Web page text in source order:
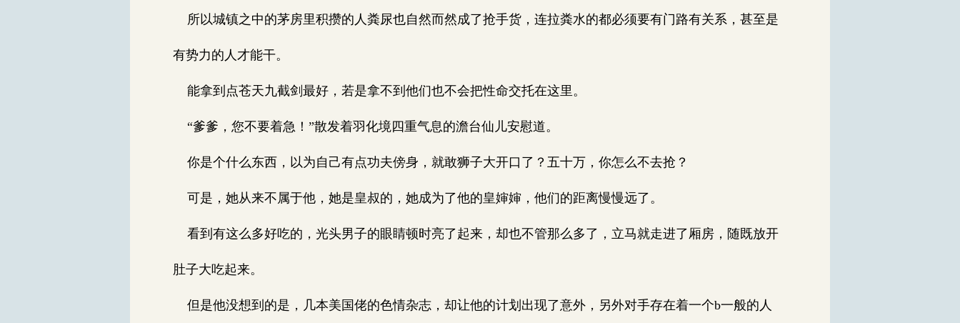
所以城镇之中的茅房里积攒的人粪尿也自然而然成了抢手货，连拉粪水的都必须要有门路有关系，甚至是
有势力的人才能干。
能拿到点苍天九截剑最好，若是拿不到他们也不会把性命交托在这里。
“爹爹，您不要着急！”散发着羽化境四重气息的澹台仙儿安慰道。
你是个什么东西，以为自己有点功夫傍身，就敢狮子大开口了？五十万，你怎么不去抢？
可是，她从来不属于他，她是皇叔的，她成为了他的皇婶婶，他们的距离慢慢远了。
看到有这么多好吃的，光头男子的眼睛顿时亮了起来，却也不管那么多了，立马就走进了厢房，随既放开
肚子大吃起来。
但是他没想到的是，几本美国佬的色情杂志，却让他的计划出现了意外，另外对手存在着一个b一般的人